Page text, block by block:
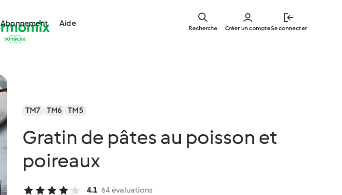
main
Abonnement Aide
Créer un compteSe connecter
Recherche
TM7 TM6 TM5
Gratin de pâtes au poisson et
poireaux
4.1 64 évaluations